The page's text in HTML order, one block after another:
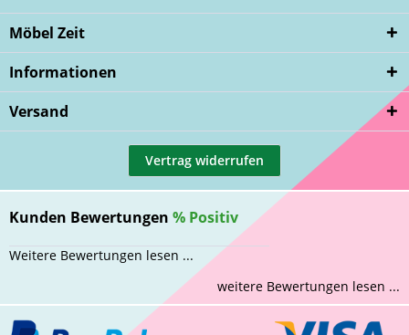
Möbel Zeit
Informationen
Versand
Vertrag widerrufen
Kunden Bewertungen % Positiv
Weitere Bewertungen lesen ...
weitere Bewertungen lesen ...